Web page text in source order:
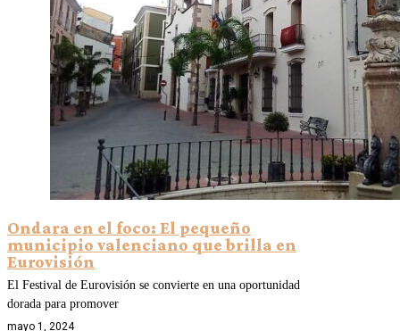
Ondara en el foco: El pequeño
municipio valenciano que brilla en
Eurovisión
El Festival de Eurovisión se convierte en una oportunidad
dorada para promover
mayo 1, 2024